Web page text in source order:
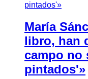
María
libro, han
campo no
pintados'»